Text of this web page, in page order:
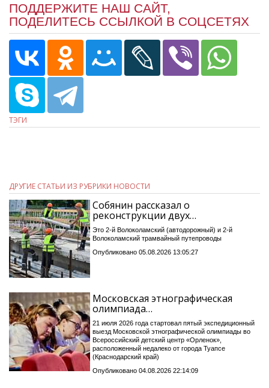
ПОДДЕРЖИТЕ НАШ САЙТ,
ПОДЕЛИТЕСЬ ССЫЛКОЙ В СОЦСЕТЯХ
ТЭГИ
ДРУГИЕ СТАТЬИ ИЗ РУБРИКИ НОВОСТИ
Собянин рассказал о
реконструкции двух…
Это 2-й Волоколамский (автодорожный) и 2-й
Волоколамский трамвайный путепроводы
Опубликовано 05.08.2026 13:05:27
Московская этнографическая
олимпиада…
21 июля 2026 года стартовал пятый экспедиционный
выезд Московской этнографической олимпиады во
Всероссийский детский центр «Орленок»,
расположенный недалеко от города Туапсе
(Краснодарский край)
Опубликовано 04.08.2026 22:14:09